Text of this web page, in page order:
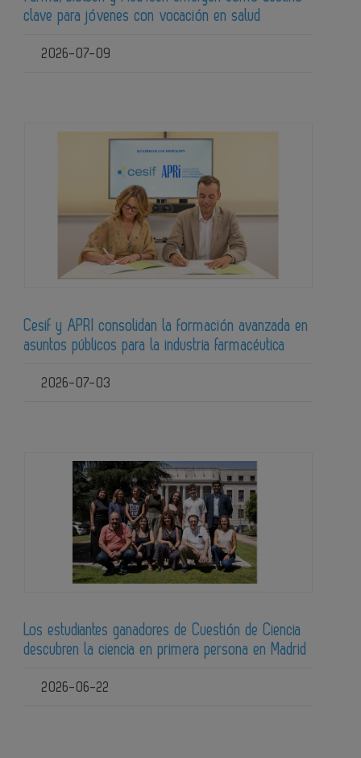
clave para jóvenes con vocación en salud
2026-07-09
Cesif y APRI consolidan la formación avanzada en
asuntos públicos para la industria farmacéutica
2026-07-03
Los estudiantes ganadores de Cuestión de Ciencia
descubren la ciencia en primera persona en Madrid
2026-06-22